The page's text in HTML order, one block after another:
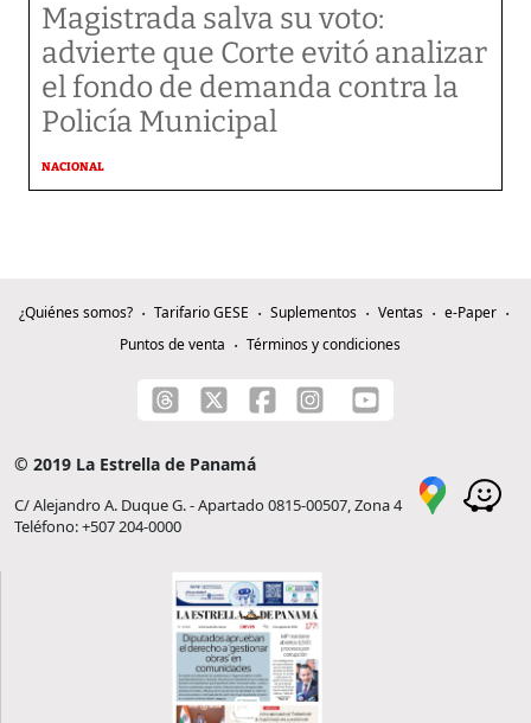
Magistrada salva su voto:
advierte que Corte evitó analizar
el fondo de demanda contra la
Policía Municipal
NACIONAL
¿Quiénes somos? Tarifario GESE Suplementos Ventas
e-Paper
Puntos de venta
Términos y condiciones
© 2019 La Estrella de Panamá
C/ Alejandro A. Duque G. - Apartado 0815-00507, Zona 4
Teléfono: +507 204-0000